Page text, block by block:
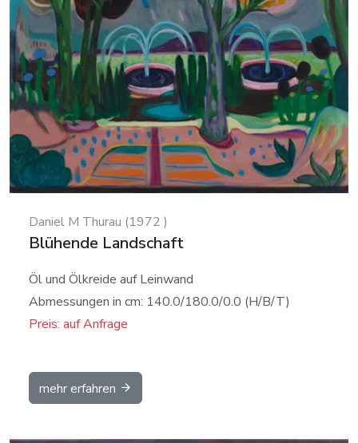
Daniel M Thurau (1972 )
Blühende Landschaft
Öl und Ölkreide auf Leinwand
Abmessungen in cm: 140.0/180.0/0.0 (H/B/T)
Preis: auf Anfrage
mehr erfahren
Details